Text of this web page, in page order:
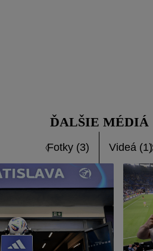
ĎALŠIE MÉDIÁ
Fotky (3) Videá (1)